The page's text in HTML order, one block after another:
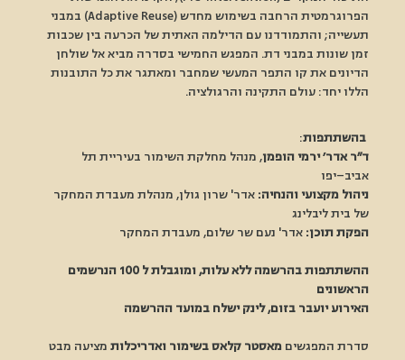
הפרוגרמטית הרחבה בשימוש מחדש (Adaptive Reuse) במבני
תעשייה; והתמודדנו עם הדילמה האתית של הכרעה בין שכבות
זמן שונות במבני דת. המפגש החמישי בסדרה מביא אל שולחן
הדיונים את קו התפר המעשי שמחבר ומאתגר את כל התובנות
הללו יחד: עולם התקינה והרגולציה.
בהשתתפות:
ד״ר אדר׳ ירמי הופמן, מנהל מחלקת השימור בעיריית תל
אביב–יפו
ניהול מקצועי והנחיה: אדר' שרון גולן, מנהלת מעבדת המחקר
של בית ליבלינג
הפקת תוכן: אדר' נעם שר שלום, מעבדת המחקר
ההשתתפות בהרשמה ללא עלות, ומוגבלת ל 100 הנרשמים
הראשונים
האירוע יועבר בזום, לינק ישלח במועד ההרשמה
סדרת המפגשים מאסטר קלאס בשימור ואדריכלות מציעה מבט